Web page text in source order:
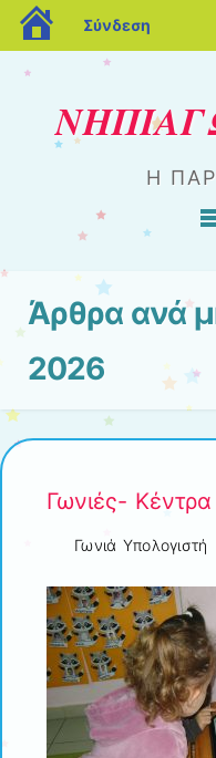
blogs.sch.gr
Σύνδεση
Η
Άρθρα ανά
2026
Γωνιές-
Γωνιά Υπολογιστή